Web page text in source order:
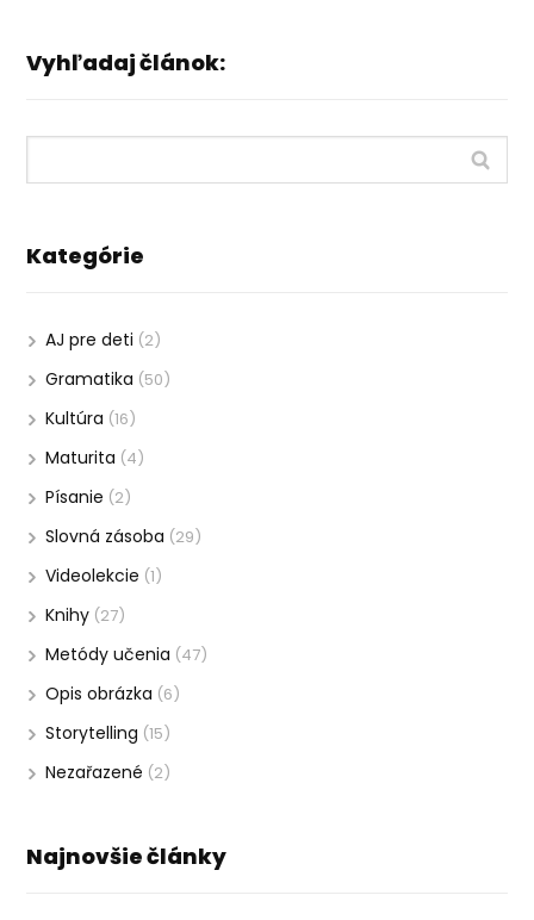
Vyhľadaj článok:
Kategórie
AJ pre deti (2)
Gramatika (50)
Kultúra (16)
Maturita (4)
Písanie (2)
Slovná zásoba (29)
Videolekcie (1)
Knihy (27)
Metódy učenia (47)
Opis obrázka (6)
Storytelling (15)
Nezařazené (2)
Najnovšie články